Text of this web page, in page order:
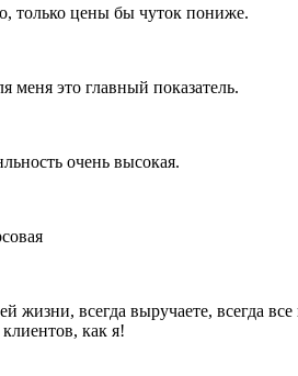
только цены бы чуток пониже.
меня это главный показатель.
очень высокая.
всегда выручаете, всегда все
как я!